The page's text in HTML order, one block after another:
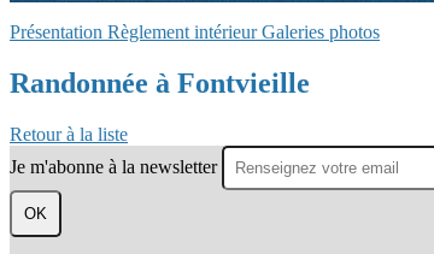
Présentation Règlement intérieurGaleries photos
Randonnée à Fontvieille
Retour à la liste
Je m'abonne à la newsletter
OK